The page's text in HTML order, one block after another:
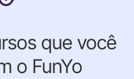
que você
o FunYo